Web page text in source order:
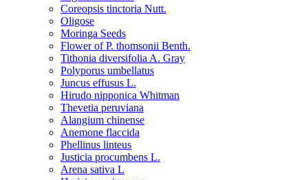
Coreopsis tinctoria Nutt.
Oligose
Moringa Seeds
Flower of P. thomsonii Benth.
Tithonia diversifolia A. Gray
Polyporus umbellatus
Juncus effusus L.
Hirudo nipponica Whitman
Thevetia peruviana
Alangium chinense
Anemone flaccida
Phellinus linteus
Justicia procumbens L.
Arena sativa L